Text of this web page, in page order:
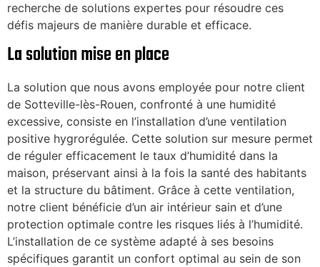
recherche de solutions expertes pour résoudre ces
défis majeurs de manière durable et efficace.
La solution mise en place
La solution que nous avons employée pour notre client
de Sotteville-lès-Rouen, confronté à une humidité
excessive, consiste en l’installation d’une ventilation
positive hygrorégulée. Cette solution sur mesure permet
de réguler efficacement le taux d’humidité dans la
maison, préservant ainsi à la fois la santé des habitants
et la structure du bâtiment. Grâce à cette ventilation,
notre client bénéficie d’un air intérieur sain et d’une
protection optimale contre les risques liés à l’humidité.
L’installation de ce système adapté à ses besoins
spécifiques garantit un confort optimal au sein de son